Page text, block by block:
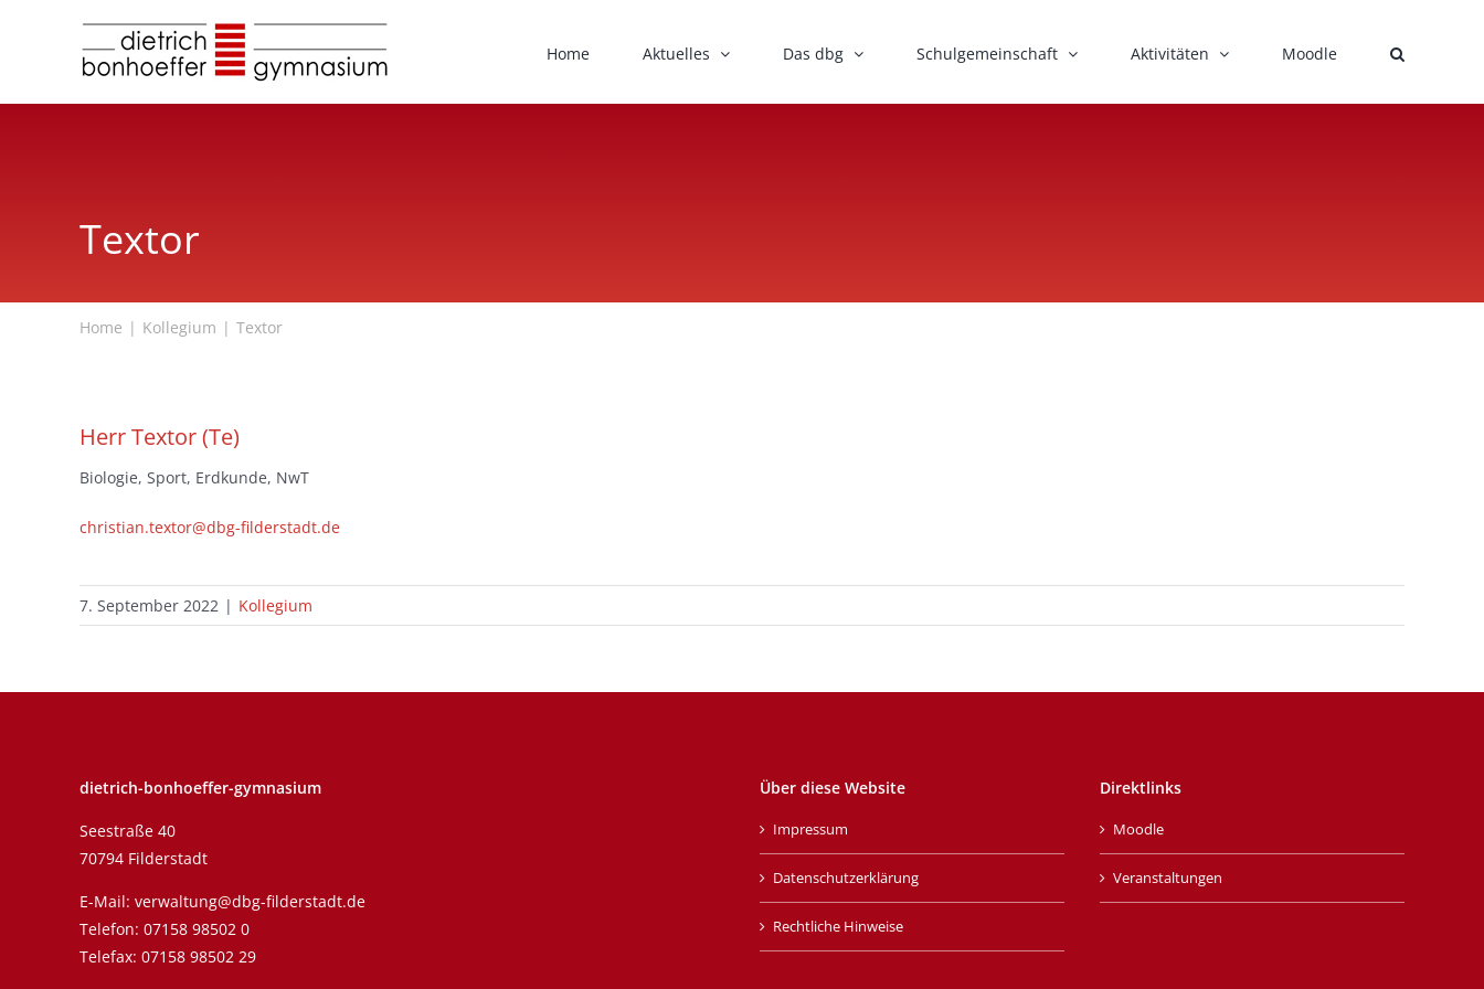
Home Aktuelles Das dbg Schulgemeinschaft Aktivitäten Moodle
Textor
Home Kollegium Textor
Herr Textor (Te)
Biologie, Sport, Erdkunde, NwT
christian.textor@dbg-filderstadt.de
7. September 2022 | Kollegium
dietrich-bonhoeffer-gymnasium
Seestraße 40
70794 Filderstadt
E-Mail: verwaltung@dbg-filderstadt.de
Telefon: 07158 98502 0
Telefax: 07158 98502 29
Über diese Website
Impressum
Datenschutzerklärung
Rechtliche Hinweise
Direktlinks
Moodle
Veranstaltungen